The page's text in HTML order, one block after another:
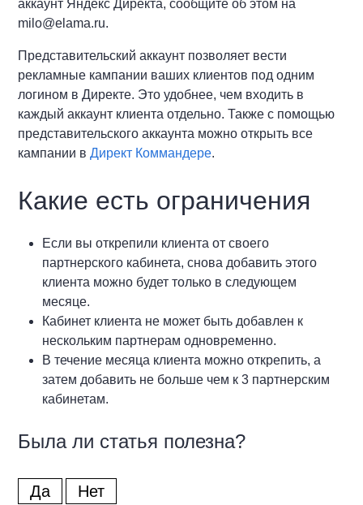
аккаунт Яндекс Директа, сообщите об этом на
milo@elama.ru.
Представительский аккаунт позволяет вести
рекламные кампании ваших клиентов под одним
логином в Директе. Это удобнее, чем входить в
каждый аккаунт клиента отдельно. Также с помощью
представительского аккаунта можно открыть все
кампании вДирект Коммандере.
Какие есть ограничения
Если вы открепили клиента от своего
партнерского кабинета, снова добавить этого
клиента можно будет только в следующем
месяце.
Кабинет клиента не может быть добавлен к
нескольким партнерам одновременно.
В течение месяца клиента можно открепить, а
затем добавить не больше чем к 3 партнерским
кабинетам.
Была ли статья полезна?
Да Нет